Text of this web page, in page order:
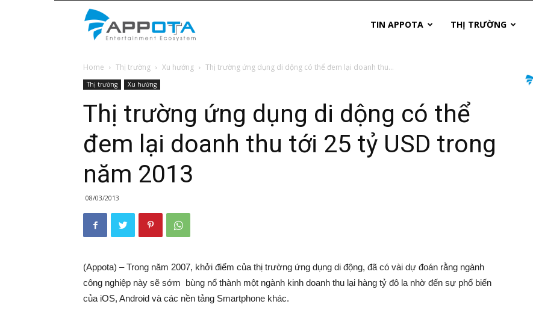
News
TIN APPOTA THỊ TRƯỜNG
Home Thị trường Xu hướng Thị trường ứng dụng di dộng có thể đem lại doanh thu...
Thị trường Xu hướng
Thị trường ứng dụng di dộng có thể
đem lại doanh thu tới 25 tỷ USD trong
năm 2013
08/03/2013
(Appota) – Trong năm 2007, khởi điểm của thị trường ứng dụng di động, đã có vài dự đoán rằng ngành
công nghiệp này sẽ sớm bùng nổ thành một ngành kinh doanh thu lại hàng tỷ đô la nhờ đến sự phổ biến
của iOS, Android và các nền tảng Smartphone khác.